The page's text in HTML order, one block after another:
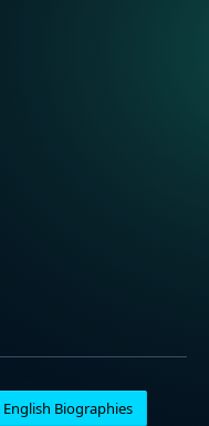
English Biographies